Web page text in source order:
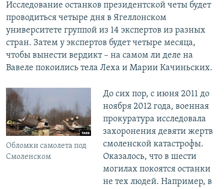
Исследование останков президентской четы будет
проводиться четыре дня в Ягеллонском
университете группой из 14 экспертов из разных
стран. Затем у экспертов будет четыре месяца,
чтобы вынести вердикт – на самом ли деле на
Вавеле покоились тела Леха и Марии Качиньских.
Обломки самолета под
Смоленском
До сих пор, с июня 2011 до
ноября 2012 года, военная
прокуратура исследовала
захоронения девяти жертв
смоленской катастрофы.
Оказалось, что в шести
могилах покоятся останки
не тех людей. Например, в